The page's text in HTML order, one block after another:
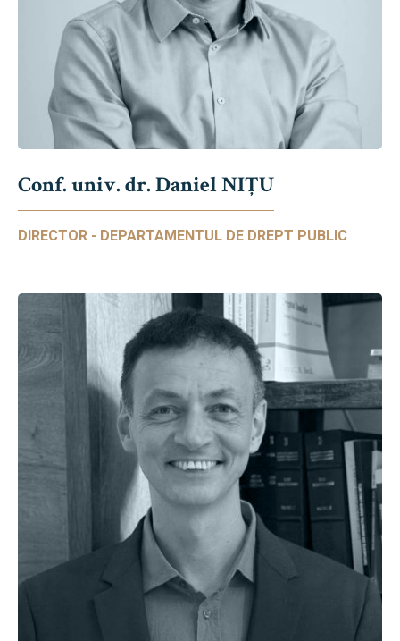
Conf. univ. dr. Daniel NIŢU
DIRECTOR - DEPARTAMENTUL DE DREPT PUBLIC